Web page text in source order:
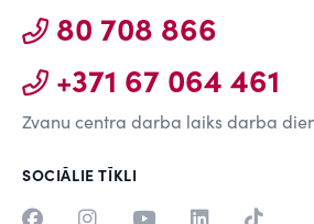
80 708 866
+371 67 064 461
Zvanu centra darba laiks darba
SOCIĀLIE TĪKLI